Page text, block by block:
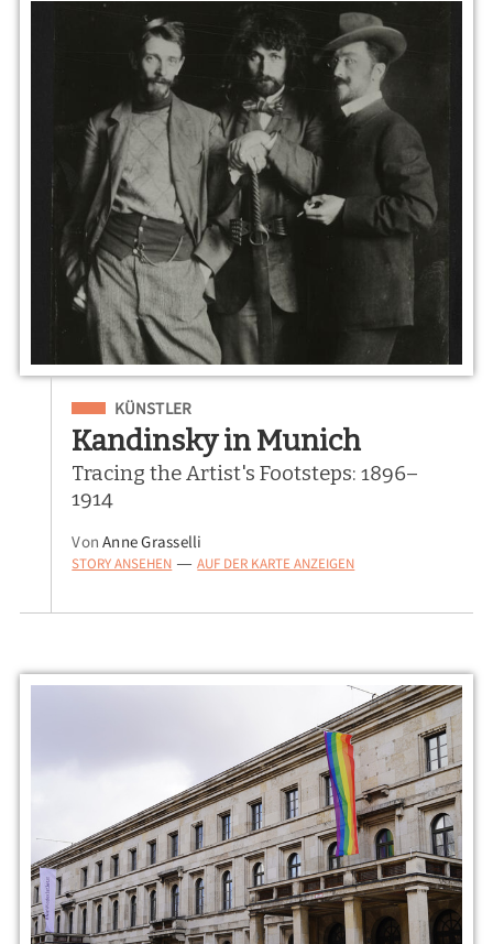
Eingeordnet unter
KÜNSTLER
Kandinsky in Munich
Tracing the Artist's Footsteps: 1896–
1914
VonAnne Grasselli
STORY ANSEHEN — AUF DER KARTE ANZEIGEN